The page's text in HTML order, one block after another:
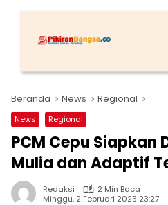
Beranda News Regional
News Regional
PCM Cepu Siapkan
Mulia dan Adaptif
Redaksi
2 Min Baca
Minggu, 2 Februari 2025 23:27